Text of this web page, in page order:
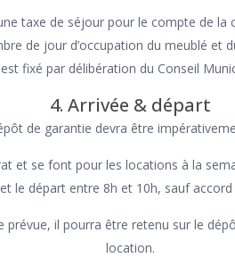
taxe de séjour pour le compte de
de jour d’occupation du meublé et
est fixé par délibération du Conseil
4. Arrivée & départ
de garantie devra être
et se font pour les locations à la
le départ entre 8h et 10h, sauf
prévue, il pourra être retenu sur le
location.